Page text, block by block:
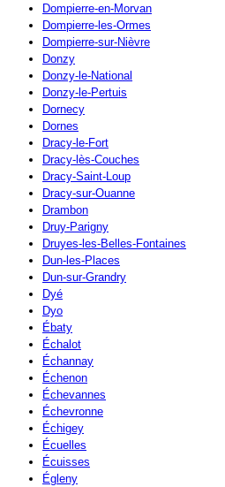
Dompierre-en-Morvan
Dompierre-les-Ormes
Dompierre-sur-Nièvre
Donzy
Donzy-le-National
Donzy-le-Pertuis
Dornecy
Dornes
Dracy-le-Fort
Dracy-lès-Couches
Dracy-Saint-Loup
Dracy-sur-Ouanne
Drambon
Druy-Parigny
Druyes-les-Belles-Fontaines
Dun-les-Places
Dun-sur-Grandry
Dyé
Dyo
Ébaty
Échalot
Échannay
Échenon
Échevannes
Échevronne
Échigey
Écuelles
Écuisses
Égleny